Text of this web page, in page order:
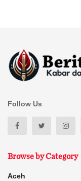
Follow Us
Browse by Category
Aceh